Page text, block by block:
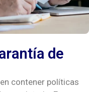
de
contener políticas